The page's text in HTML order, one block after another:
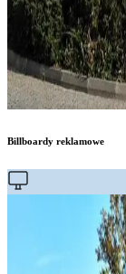
Billboardy reklamowe